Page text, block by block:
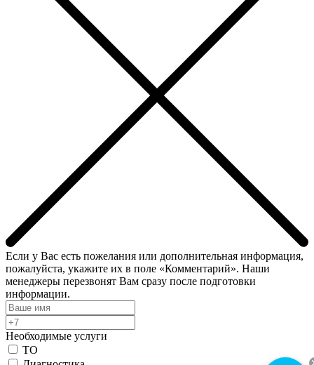
Если у Вас есть пожелания или дополнительная информация,
пожалуйста, укажите их в поле «Комментарий». Наши
менеджеры перезвонят Вам сразу после подготовки
информации.
Необходимые услуги
ТО